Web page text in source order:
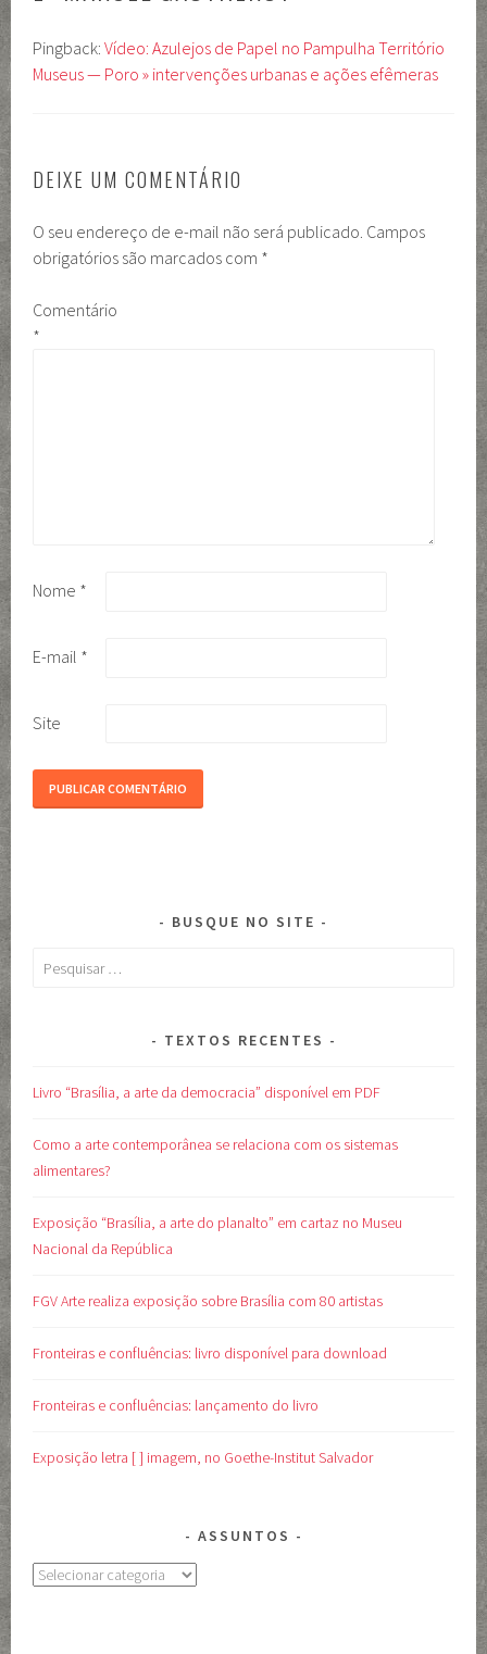
Pingback:Vídeo: Azulejos de Papel no Pampulha Território
Museus — Poro » intervenções urbanas e ações efêmeras
DEIXE UM COMENTÁRIO
O seu endereço de e-mail não será publicado. Campos
obrigatórios são marcados com *
Comentário
*
Nome *
E-mail *
Site
BUSQUE NO SITE
Pesquisar
TEXTOS RECENTES
Livro “Brasília, a arte da democracia” disponível em PDF
Como a arte contemporânea se relaciona com os sistemas
alimentares?
Exposição “Brasília, a arte do planalto” em cartaz no Museu
Nacional da República
FGV Arte realiza exposição sobre Brasília com 80 artistas
Fronteiras e confluências: livro disponível para download
Fronteiras e confluências: lançamento do livro
Exposição letra [ ] imagem, no Goethe-Institut Salvador
ASSUNTOS
Assuntos